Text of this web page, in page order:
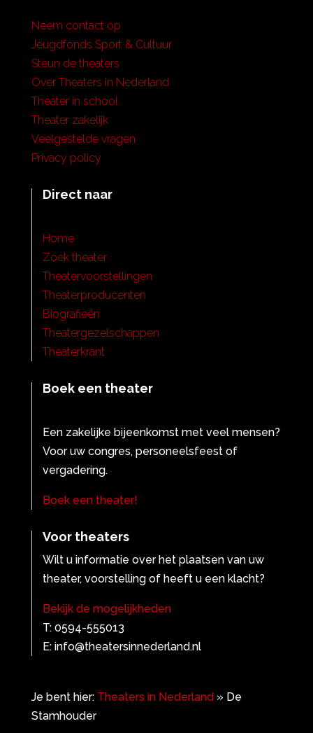
Neem contact op
Jeugdfonds Sport & Cultuur
Steun de theaters
Over Theaters in Nederland
Theater in school
Theater zakelijk
Veelgestelde vragen
Privacy policy
Direct naar
Home
Zoek theater
Theatervoorstellingen
Theaterproducenten
Biografieën
Theatergezelschappen
Theaterkrant
Boek een theater
Een zakelijke bijeenkomst met veel mensen?
Voor uw congres, personeelsfeest of
vergadering.
Boek een theater!
Voor theaters
Wilt u informatie over het plaatsen van uw
theater, voorstelling of heeft u een klacht?
Bekijk de mogelijkheden
T: 0594-555013
E: info@theatersinnederland.nl
Je bent hier: Theaters in Nederland» De
Stamhouder